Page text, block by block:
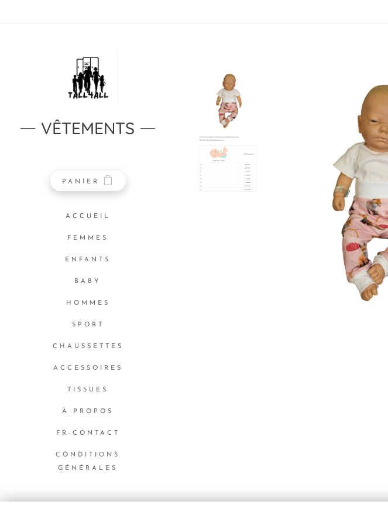
VÊTEMENTS
PANIER
ACCUEIL
FEMMES
ENFANTS
BABY
HOMMES
SPORT
CHAUSSETTES
ACCESSOIRES
TISSUES
À PROPOS
FR-CONTACT
CONDITIONS
GÉNÉRALES